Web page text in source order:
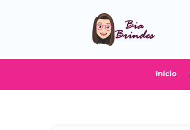
Início